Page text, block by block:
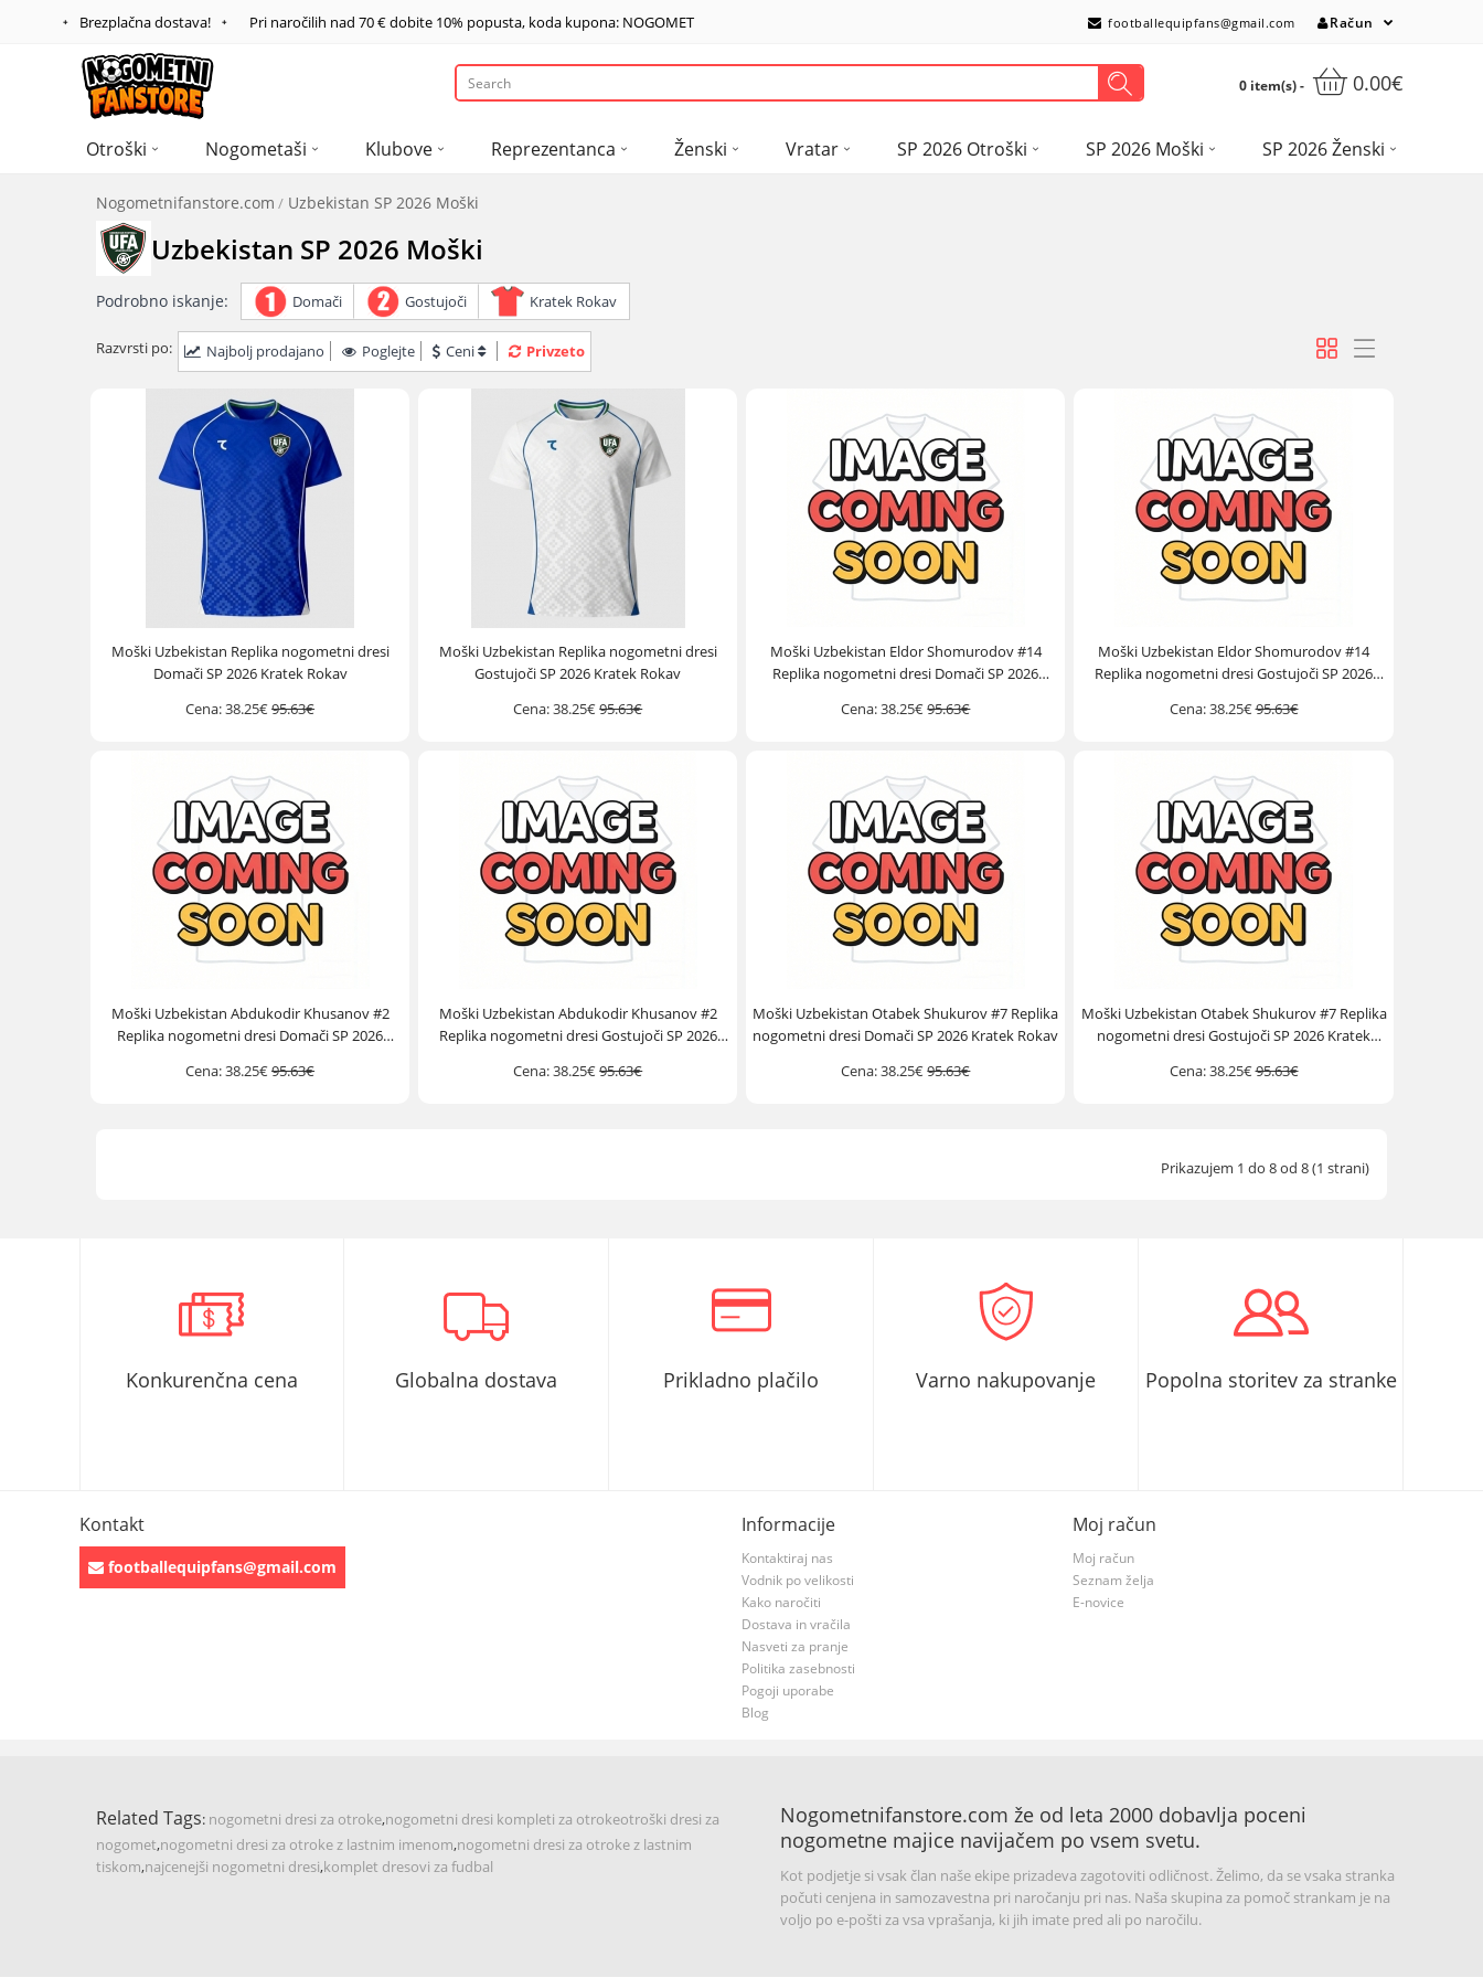
Brezplačna dostava! Pri naročilih nad 70 €dobite 10% popusta, koda kupona: NOGOMET footballequipfans@gmail.com Račun
0 item(s) - 0.00€
Otroški Nogometaši Klubove Reprezentanca Ženski Vratar SP 2026 Otroški SP 2026 Moški SP 2026 Ženski
Nogometnifanstore.com Uzbekistan SP 2026 Moški
Uzbekistan SP 2026 Moški
Podrobno iskanje: Domači Gostujoči Kratek Rokav
Razvrsti po: Najbolj prodajano Poglejte Ceni Privzeto
Moški Uzbekistan Replika nogometni dresi
Domači SP 2026 Kratek Rokav
Cena:38.25€95.63€
Moški Uzbekistan Replika nogometni dresi
Gostujoči SP 2026 Kratek Rokav
Cena:38.25€95.63€
Moški Uzbekistan Eldor Shomurodov #14
Replika nogometni dresi Domači SP 2026
Cena:38.25€95.63€
Moški Uzbekistan Eldor Shomurodov #14
Replika nogometni dresi Gostujoči SP 2026
Cena:38.25€95.63€
Moški Uzbekistan Abdukodir Khusanov #2
Replika nogometni dresi Domači SP 2026
Cena:38.25€95.63€
Moški Uzbekistan Abdukodir Khusanov #2
Replika nogometni dresi Gostujoči SP 2026
Cena:38.25€95.63€
Moški Uzbekistan Otabek Shukurov #7 Replika
nogometni dresi Domači SP 2026 Kratek Rokav
Cena:38.25€95.63€
Moški Uzbekistan Otabek Shukurov #7 Replika
nogometni dresi Gostujoči SP 2026 Kratek
Cena:38.25€95.63€
Prikazujem 1 do 8 od 8 (1 strani)
Konkurenčna cena Globalna dostava Prikladno plačilo Varno nakupovanje Popolna storitev za stranke
Kontakt
footballequipfans@gmail.com
Informacije
Kontaktiraj nas
Vodnik po velikosti
Kako naročiti
Dostava in vračila
Nasveti za pranje
Politika zasebnosti
Pogoji uporabe
Blog
Moj račun
Moj račun
Seznam želja
E-novice
Related Tags: nogometni dresi za otroke,nogometni dresi kompleti za otrokeotroški dresi za
nogomet,nogometni dresi za otroke z lastnim imenom,nogometni dresi za otroke z lastnim
tiskom,najcenejši nogometni dresi,komplet dresovi za fudbal
Nogometnifanstore.com že od leta 2000 dobavlja poceni
nogometne majice navijačem po vsem svetu.
Kot podjetje si vsak član naše ekipe prizadeva zagotoviti odličnost. Želimo, da se vsaka stranka
počuti cenjena in samozavestna pri naročanju pri nas. Naša skupina za pomoč strankam je na
voljo po e-pošti za vsa vprašanja, ki jih imate pred ali po naročilu.